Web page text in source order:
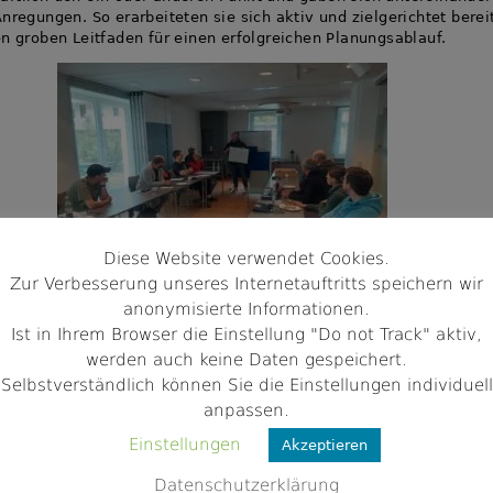
So erarbeiteten sie sich aktiv und zielgerichtet
groben Leitfaden für einen erfolgreichen Planungsablauf.
Praxisbeispiel einer Durchführung mit Förderschulkindern und
Grundlagen im Umgang mit Heranwachsenden vonseiten
Das Potential für effektive Öffentlichkeitsarbeit und die
Kanäle dazu wurden ebenfalls thematisiert. Unsere
einige Fragen und machten zielgerichtete Anmerkungen,
Vorträge immer lebendigen Charakter aufwiesen. Dann
Zeit, dass sich alle mit dem Projektmaterial im allgemeinen
Diese Website verwendet Cookies.
Zur Verbesserung unseres Internetauftritts speichern wir
anonymisierte Informationen.
Ist in Ihrem Browser die Einstellung "Do not Track" aktiv,
werden auch keine Daten gespeichert.
Selbstverständlich können Sie die Einstellungen individuell
anpassen.
Einstellungen
Akzeptieren
Datenschutzerklärung